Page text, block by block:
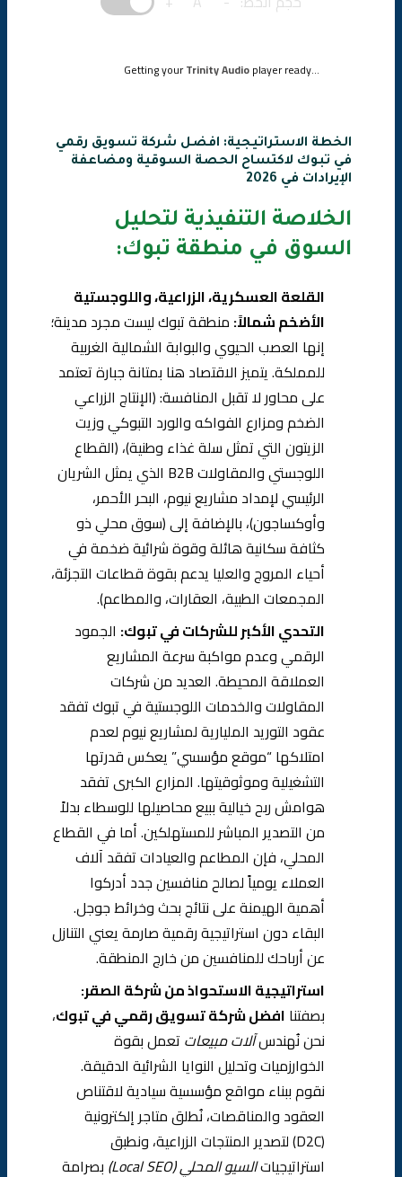
Getting yourTrinity Audioplayer ready...
الخطة الاستراتيجية: افضل شركة تسويق رقمي
في تبوك لاكتساح الحصة السوقية ومضاعفة
الإيرادات في 2026
الخلاصة التنفيذية لتحليل
السوق في منطقة تبوك:
القلعة العسكرية، الزراعية، واللوجستية
الأضخم شمالاً: منطقة تبوك ليست مجرد مدينة؛
إنها العصب الحيوي والبوابة الشمالية الغربية
للمملكة. يتميز الاقتصاد هنا بمتانة جبارة تعتمد
على محاور لا تقبل المنافسة: (الإنتاج الزراعي
الضخم ومزارع الفواكه والورد التبوكي وزيت
الزيتون التي تمثل سلة غذاء وطنية)، (القطاع
اللوجستي والمقاولات B2B الذي يمثل الشريان
الرئيسي لإمداد مشاريع نيوم، البحر الأحمر،
وأوكساجون)، بالإضافة إلى (سوق محلي ذو
كثافة سكانية هائلة وقوة شرائية ضخمة في
أحياء المروج والعليا يدعم بقوة قطاعات التجزئة،
المجمعات الطبية، العقارات، والمطاعم).
التحدي الأكبر للشركات في تبوك: الجمود
الرقمي وعدم مواكبة سرعة المشاريع
العملاقة المحيطة. العديد من شركات
المقاولات والخدمات اللوجستية في تبوك تفقد
عقود التوريد المليارية لمشاريع نيوم لعدم
امتلاكها “موقع مؤسسي” يعكس قدرتها
التشغيلية وموثوقيتها. المزارع الكبرى تفقد
هوامش ربح خيالية ببيع محاصيلها للوسطاء بدلاً
من التصدير المباشر للمستهلكين. أما في القطاع
المحلي، فإن المطاعم والعيادات تفقد آلاف
العملاء يومياً لصالح منافسين جدد أدركوا
أهمية الهيمنة على نتائج بحث وخرائط جوجل.
البقاء دون استراتيجية رقمية صارمة يعني التنازل
عن أرباحك للمنافسين من خارج المنطقة.
استراتيجية الاستحواذ من شركة الصقر:
بصفتنا افضل شركة تسويق رقمي في تبوك،
نحن نُهندسآلات مبيعات تعمل بقوة
الخوارزميات وتحليل النوايا الشرائية الدقيقة.
نقوم ببناء مواقع مؤسسية سيادية لاقتناص
العقود والمناقصات، نُطلق متاجر إلكترونية
(D2C) لتصدير المنتجات الزراعية، ونطبق
استراتيجياتالسيو المحلي (Local SEO)
بصرامة